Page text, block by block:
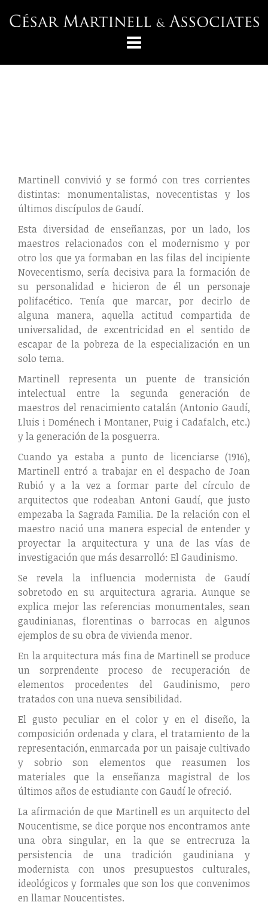
Martinell convivió y se formó con tres corrientes
distintas: monumentalistas, novecentistas y los
últimos discípulos de Gaudí.
Esta diversidad de enseñanzas, por un lado, los
maestros relacionados con el modernismo y por
otro los que ya formaban en las filas del incipiente
Novecentismo, sería decisiva para la formación de
su personalidad e hicieron de él un personaje
polifacético. Tenía que marcar, por decirlo de
alguna manera, aquella actitud compartida de
universalidad, de excentricidad en el sentido de
escapar de la pobreza de la especialización en un
solo tema.
Martinell representa un puente de transición
intelectual entre la segunda generación de
maestros del renacimiento catalán (Antonio Gaudí,
Lluis i Doménech i Montaner, Puig i Cadafalch, etc.)
y la generación de la posguerra.
Cuando ya estaba a punto de licenciarse (1916),
Martinell entró a trabajar en el despacho de Joan
Rubió y a la vez a formar parte del círculo de
arquitectos que rodeaban Antoni Gaudí, que justo
empezaba la Sagrada Familia. De la relación con el
maestro nació una manera especial de entender y
proyectar la arquitectura y una de las vías de
investigación que más desarrolló: El Gaudinismo.
Se revela la influencia modernista de Gaudí
sobretodo en su arquitectura agraria. Aunque se
explica mejor las referencias monumentales, sean
gaudinianas, florentinas o barrocas en algunos
ejemplos de su obra de vivienda menor.
En la arquitectura más fina de Martinell se produce
un sorprendente proceso de recuperación de
elementos procedentes del Gaudinismo, pero
tratados con una nueva sensibilidad.
El gusto peculiar en el color y en el diseño, la
composición ordenada y clara, el tratamiento de la
representación, enmarcada por un paisaje cultivado
y sobrio son elementos que reasumen los
materiales que la enseñanza magistral de los
últimos años de estudiante con Gaudí le ofreció.
La afirmación de que Martinell es un arquitecto del
Noucentisme, se dice porque nos encontramos ante
una obra singular, en la que se entrecruza la
persistencia de una tradición gaudiniana y
modernista con unos presupuestos culturales,
ideológicos y formales que son los que convenimos
en llamar Noucentistes.